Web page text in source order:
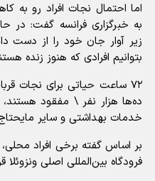
اما احتمال نجات‌ افراد رو به
به خبرگزاری فرانسه گفت: در
زیر آوار جان خود را از دست
بتوانیم افرادی که هنوز زنده
۷۲ ساعت حیاتی برای نجات
ده‌ها هزار نفر \ مفقود
خدمات بهداشتی و سایر
بر اساس گفته برخی افراد
فرودگاه بین‌المللی اصلی ونزوئلا